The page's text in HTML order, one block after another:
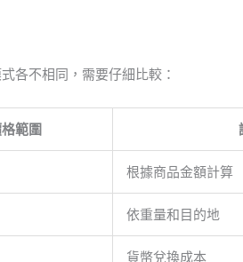
各不相同，需要仔細比較：
範圍
根據商品金額計算
依重量和目的地
貨幣兌換成本